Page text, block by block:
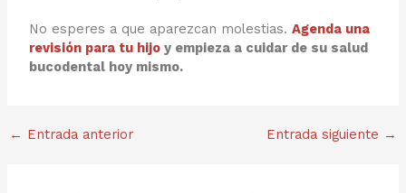
No esperes a que aparezcan molestias.Agenda una
revisión para tu hijoy empieza a cuidar de su salud
bucodental hoy mismo.
← Entrada anterior Entrada siguiente →